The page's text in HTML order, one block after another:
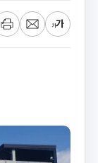
프
린
메
일
글
씨